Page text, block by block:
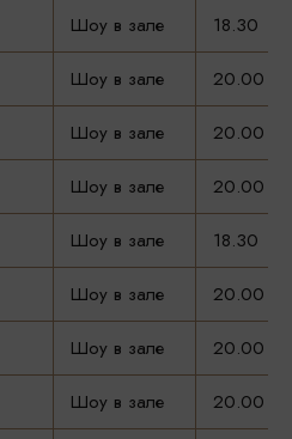
Шоу в зале 18.30
Шоу в зале 20.00
Шоу в зале 20.00
Шоу в зале 20.00
Шоу в зале 18.30
Шоу в зале 20.00
Шоу в зале 20.00
Шоу в зале 20.00